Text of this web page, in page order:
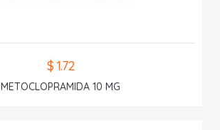
$ 1.72
METOCLOPRAMIDA 10 MG